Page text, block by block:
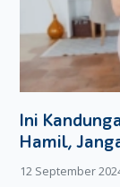
Ini
Hamil,
12 September